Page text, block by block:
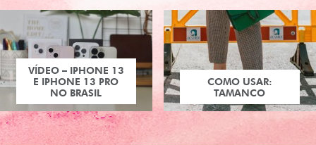
COMO USAR:
TAMANCO